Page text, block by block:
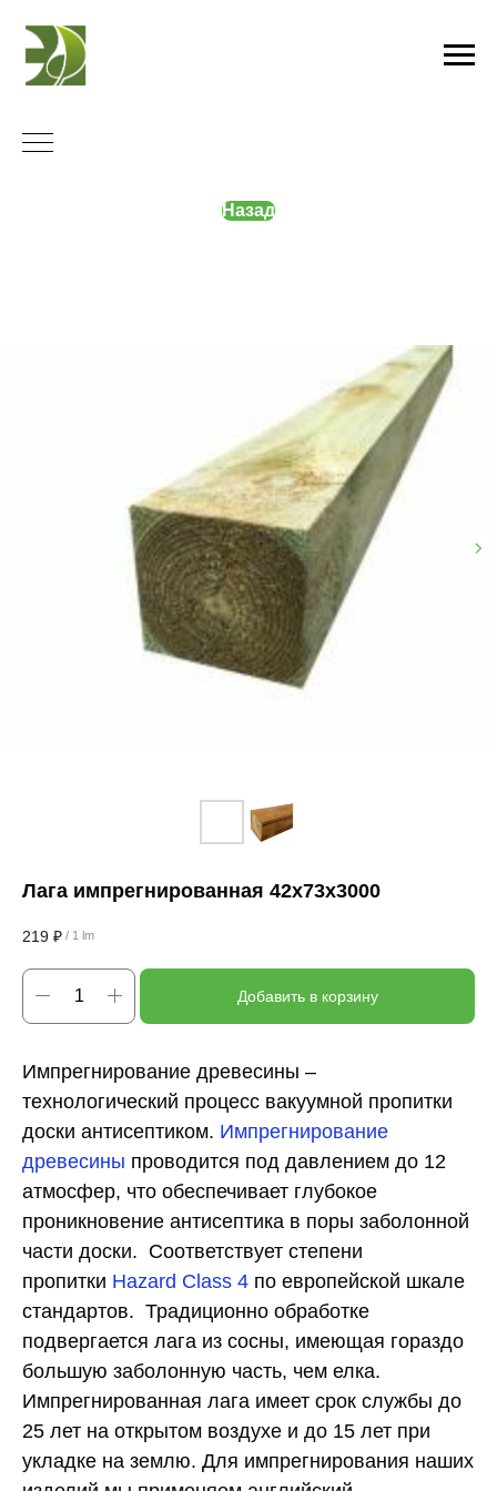
Назад
Лага импрегнированная 42х73х3000
219 ₽ / 1 lm
Добавить в корзину
Импрегнирование древесины –
технологический процесс вакуумной пропитки
доски антисептиком. Импрегнирование
древесины проводится под давлением до 12
атмосфер, что обеспечивает глубокое
проникновение антисептика в поры заболонной
части доски. Соответствует степени
пропитки Hazard Class 4 по европейской шкале
стандартов. Традиционно обработке
подвергается лага из сосны, имеющая гораздо
большую заболонную часть, чем елка.
Импрегнированная лага имеет срок службы до
25 лет на открытом воздухе и до 15 лет при
укладке на землю. Для импрегнирования наших